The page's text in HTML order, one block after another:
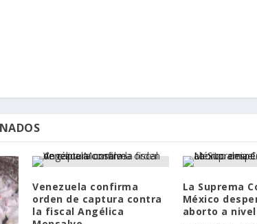
Venezuela confirma
orden de captura contra
la fiscal Angélica
La Suprema
México
aborto a